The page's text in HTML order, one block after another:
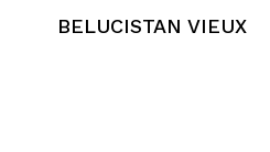
BELUCISTAN VIEUX